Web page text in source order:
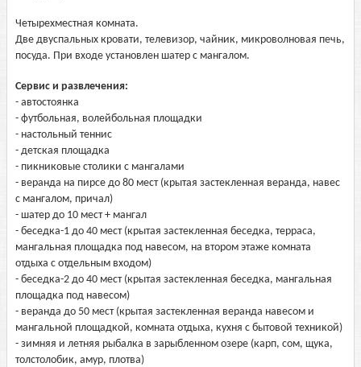
Четырехместная комната.
Две двуспальных кровати, телевизор, чайник, микроволновая печь,
посуда. При входе установлен шатер с мангалом.
Сервис и развлечения:
- автостоянка
- футбольная, волейбольная площадки
- настольный теннис
- детская площадка
- пикниковые столики с мангалами
- веранда на пирсе до 80 мест (крытая застекленная веранда, навес
с мангалом, причал)
- шатер до 10 мест + мангал
- беседка-1 до 40 мест (крытая застекленная беседка, терраса,
мангальная площадка под навесом, на втором этаже комната
отдыха с отдельным входом)
- беседка-2 до 40 мест (крытая застекленная беседка, мангальная
площадка под навесом)
- веранда до 50 мест (крытая застекленная веранда навесом и
мангальной площадкой, комната отдыха, кухня с бытовой техникой)
- зимняя и летняя рыбалка в зарыбленном озере (карп, сом, щука,
толстолобик, амур, плотва)